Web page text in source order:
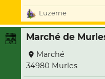
Luzerne
Marché de
Marché
34980 Murles